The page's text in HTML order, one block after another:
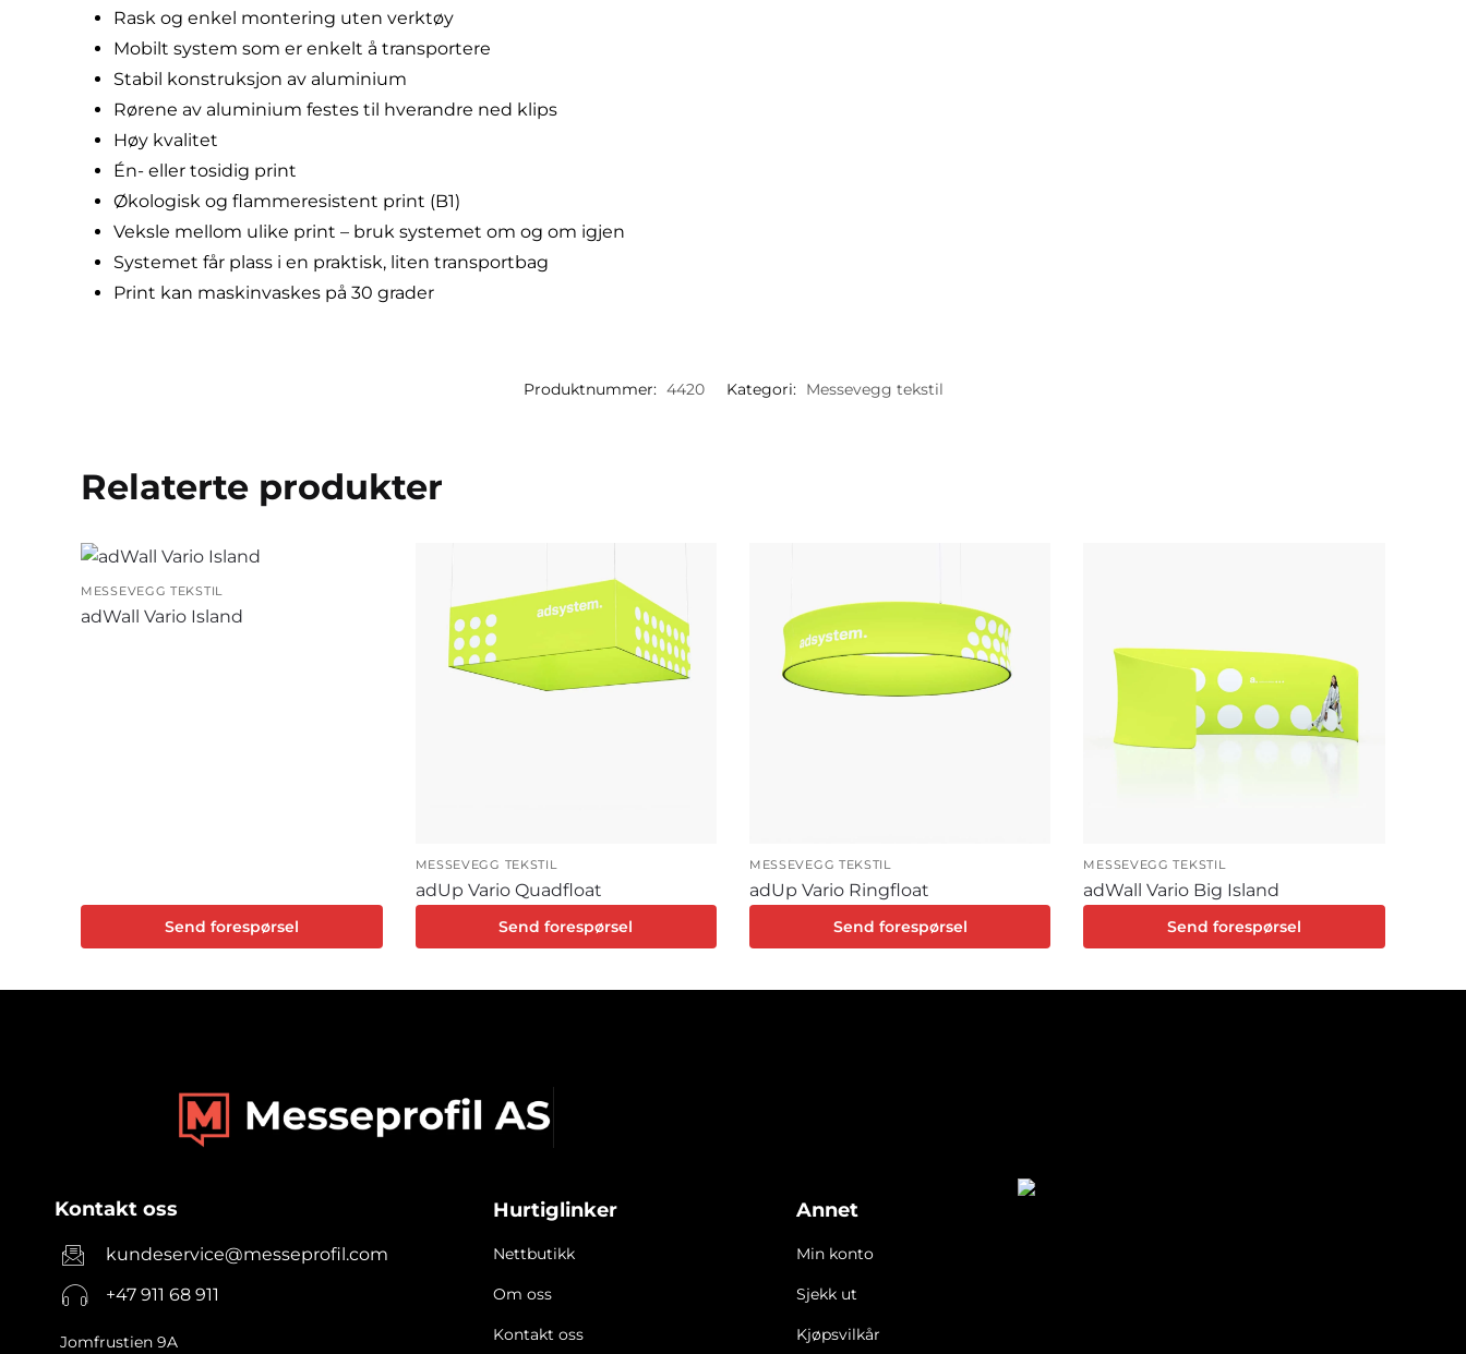
Rask og enkel montering uten verktøy
Mobilt system som er enkelt å transportere
Stabil konstruksjon av aluminium
Rørene av aluminium festes til hverandre ned klips
Høy kvalitet
Én- eller tosidig print
Økologisk og flammeresistent print (B1)
Veksle mellom ulike print – bruk systemet om og om igjen
Systemet får plass i en praktisk, liten transportbag
Print kan maskinvaskes på 30 grader
Produktnummer: 4420 Kategori: Messevegg tekstil
Relaterte produkter
MESSEVEGG TEKSTIL
adWall Vario Island
Send forespørsel
MESSEVEGG TEKSTIL
adUp Vario Quadfloat
Send forespørsel
MESSEVEGG TEKSTIL
adUp Vario Ringfloat
Send forespørsel
MESSEVEGG TEKSTIL
adWall Vario Big Island
Send forespørsel
Kontakt oss
kundeservice@messeprofil.com
+47 911 68 911
Jomfrustien 9A
Hurtiglinker
Nettbutikk
Om oss
Kontakt oss
Annet
Min konto
Sjekk ut
Kjøpsvilkår